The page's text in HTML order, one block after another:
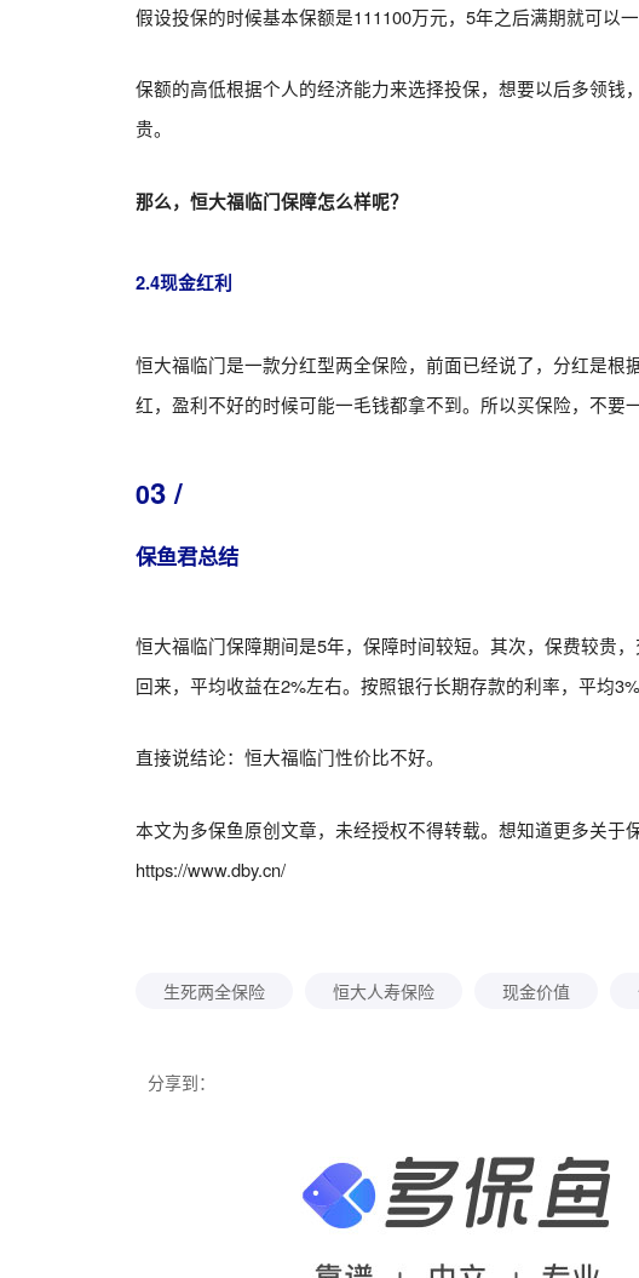
假设投保的时候基本保额是111100万元，5年之后满期就可以一
保额的高低根据个人的经济能力来选择投保，想要以后多领
贵。
那么，恒大福临门保障怎么样呢？
2.4现金红利
恒大福临门是一款分红型两全保险，前面已经说了，分红是根
红，盈利不好的时候可能一毛钱都拿不到。所以买保险，不要
03 /
保鱼君总结
恒大福临门保障期间是5年，保障时间较短。其次，保费较贵
回来，平均收益在2%左右。按照银行长期存款的利率，平均
直接说结论：恒大福临门性价比不好。
本文为多保鱼原创文章，未经授权不得转载。想知道更多关于
https://www.dby.cn/
分享到：
生死两全保险 恒大人寿保险 现金价值